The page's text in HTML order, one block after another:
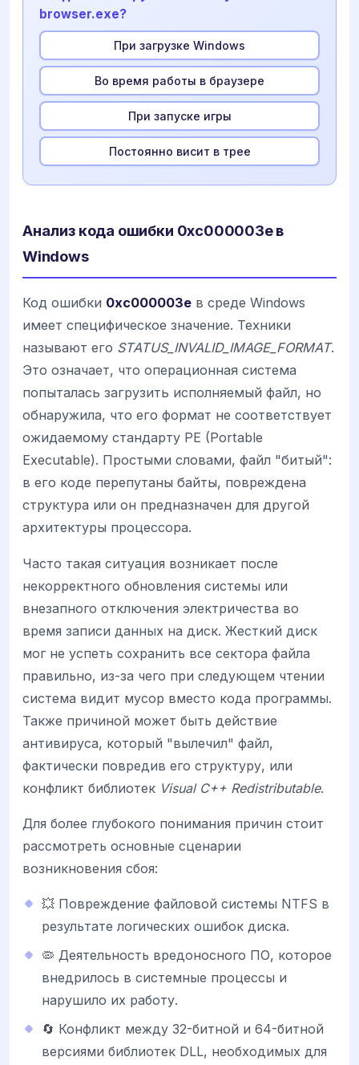
browser.exe?
При загрузке Windows
Во время работы в браузере
При запуске игры
Постоянно висит в трее
Анализ кода ошибки 0xc000003e в
Windows
Код ошибки 0xc000003e в среде Windows
имеет специфическое значение. Техники
называют его STATUS_INVALID_IMAGE_FORMAT.
Это означает, что операционная система
попыталась загрузить исполняемый файл, но
обнаружила, что его формат не соответствует
ожидаемому стандарту PE (Portable
Executable). Простыми словами, файл "битый":
в его коде перепутаны байты, повреждена
структура или он предназначен для другой
архитектуры процессора.
Часто такая ситуация возникает после
некорректного обновления системы или
внезапного отключения электричества во
время записи данных на диск. Жесткий диск
мог не успеть сохранить все сектора файла
правильно, из-за чего при следующем чтении
система видит мусор вместо кода программы.
Также причиной может быть действие
антивируса, который "вылечил" файл,
фактически повредив его структуру, или
конфликт библиотек Visual C++ Redistributable.
Для более глубокого понимания причин стоит
рассмотреть основные сценарии
возникновения сбоя:
💥 Повреждение файловой системы NTFS в
результате логических ошибок диска.
🦠 Деятельность вредоносного ПО, которое
внедрилось в системные процессы и
нарушило их работу.
🔄 Конфликт между 32-битной и 64-битной
версиями библиотек DLL, необходимых для